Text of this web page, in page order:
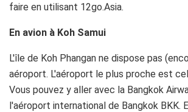
faire en utilisant 12go.Asia.
En avion à Koh Samui
L'île de Koh Phangan ne dispose pas
aéroport. L'aéroport le plus proche est
Vous pouvez y aller avec la Bangkok
l'aéroport international de Bangkok BKK.